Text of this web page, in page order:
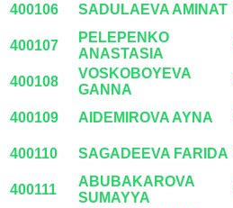
400106 SADULAEVA AMINAT
400107
PELEPENKO
ANASTASIA
400108
VOSKOBOYEVA
GANNA
400109 AIDEMIROVA AYNA
400110 SAGADEEVA FARIDA
400111
ABUBAKAROVA
SUMAYYA